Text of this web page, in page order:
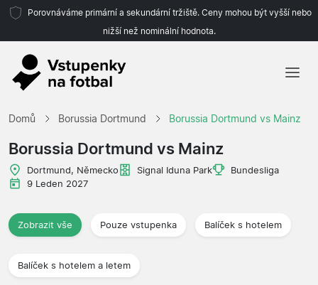
Porovnáváme primární a sekundární tržiště. Ceny mohou být vyšší nebo
nižší než nominální hodnota.
Domů Borussia Dortmund Borussia Dortmund vs Mainz
Borussia Dortmund vs Mainz
Dortmund, Německo Signal Iduna Park
Bundesliga
9 Leden 2027
Zobrazit vše Pouze vstupenka Balíček s hotelem
Balíček s hotelem a letem